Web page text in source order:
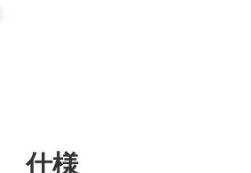
仕様